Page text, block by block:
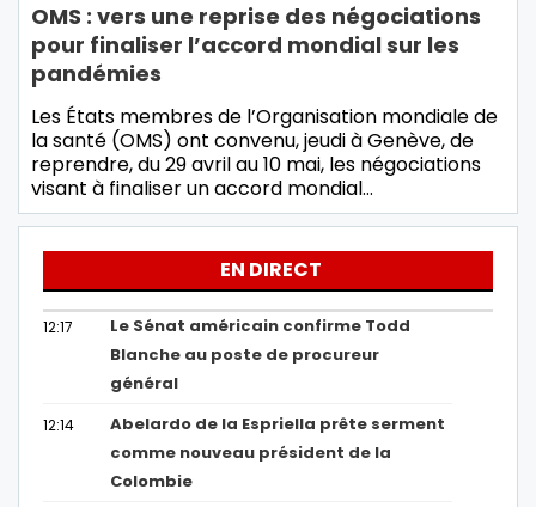
OMS : vers une reprise des négociations
pour finaliser l’accord mondial sur les
pandémies
Les États membres de l’Organisation mondiale de
la santé (OMS) ont convenu, jeudi à Genève, de
reprendre, du 29 avril au 10 mai, les négociations
visant à finaliser un accord mondial…
EN DIRECT
12:17
Le Sénat américain confirme Todd
Blanche au poste de procureur
général
12:14
Abelardo de la Espriella prête serment
comme nouveau président de la
Colombie